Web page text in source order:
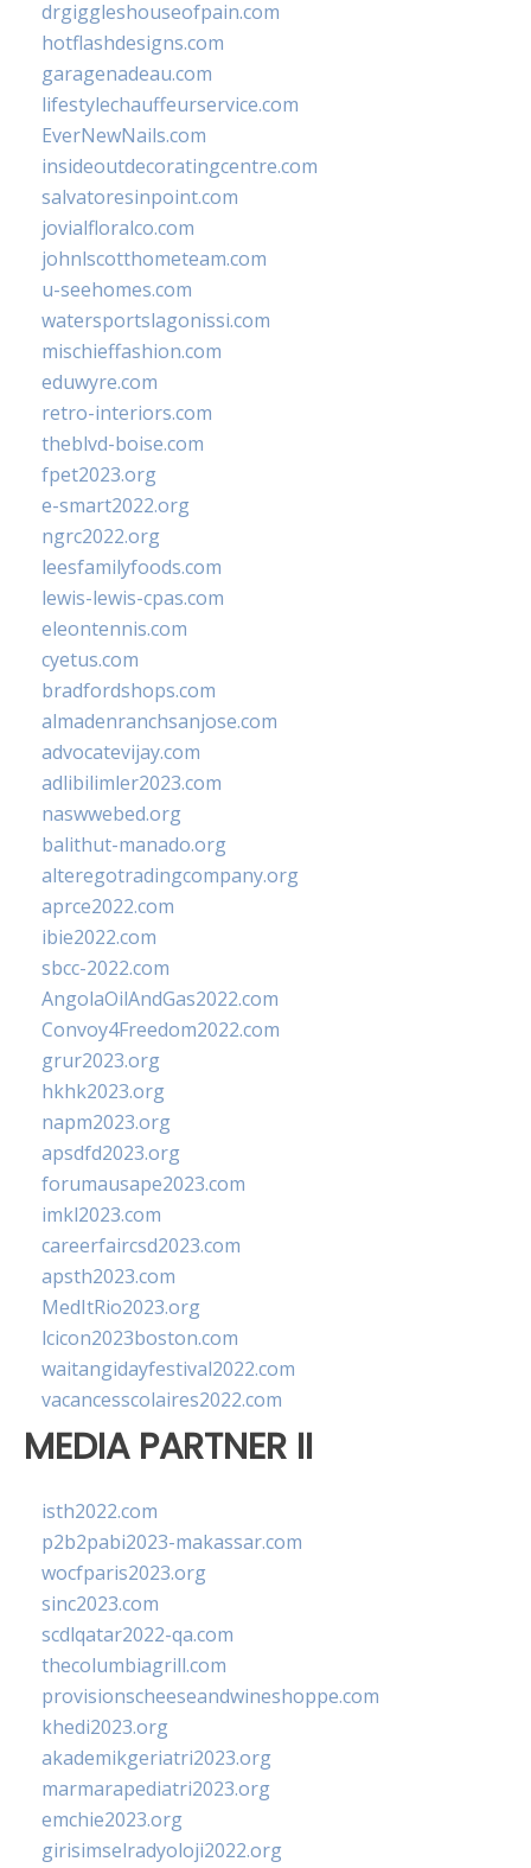
drgiggleshouseofpain.com
hotflashdesigns.com
garagenadeau.com
lifestylechauffeurservice.com
EverNewNails.com
insideoutdecoratingcentre.com
salvatoresinpoint.com
jovialfloralco.com
johnlscotthometeam.com
u-seehomes.com
watersportslagonissi.com
mischieffashion.com
eduwyre.com
retro-interiors.com
theblvd-boise.com
fpet2023.org
e-smart2022.org
ngrc2022.org
leesfamilyfoods.com
lewis-lewis-cpas.com
eleontennis.com
cyetus.com
bradfordshops.com
almadenranchsanjose.com
advocatevijay.com
adlibilimler2023.com
naswwebed.org
balithut-manado.org
alteregotradingcompany.org
aprce2022.com
ibie2022.com
sbcc-2022.com
AngolaOilAndGas2022.com
Convoy4Freedom2022.com
grur2023.org
hkhk2023.org
napm2023.org
apsdfd2023.org
forumausape2023.com
imkl2023.com
careerfaircsd2023.com
apsth2023.com
MedItRio2023.org
lcicon2023boston.com
waitangidayfestival2022.com
vacancesscolaires2022.com
MEDIA PARTNER II
isth2022.com
p2b2pabi2023-makassar.com
wocfparis2023.org
sinc2023.com
scdlqatar2022-qa.com
thecolumbiagrill.com
provisionscheeseandwineshoppe.com
khedi2023.org
akademikgeriatri2023.org
marmarapediatri2023.org
emchie2023.org
girisimselradyoloji2022.org